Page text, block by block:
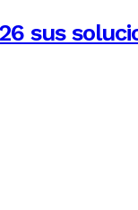
sus